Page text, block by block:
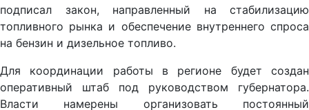
подписал закон, направленный на стабилизацию
топливного рынка и обеспечение внутреннего спроса
на бензин и дизельное топливо.
Для координации работы в регионе будет создан
оперативный штаб под руководством губернатора.
Власти намерены организовать постоянный